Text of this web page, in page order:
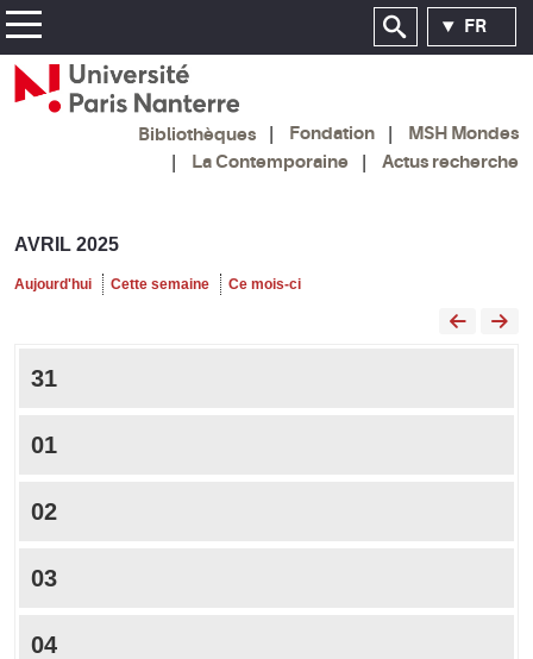
FR
Bibliothèques Fondation
MSH Mondes
La Contemporaine
Actus recherche
AVRIL 2025
Aujourd'hui Cette semaine Ce mois-ci
31
01
02
03
04